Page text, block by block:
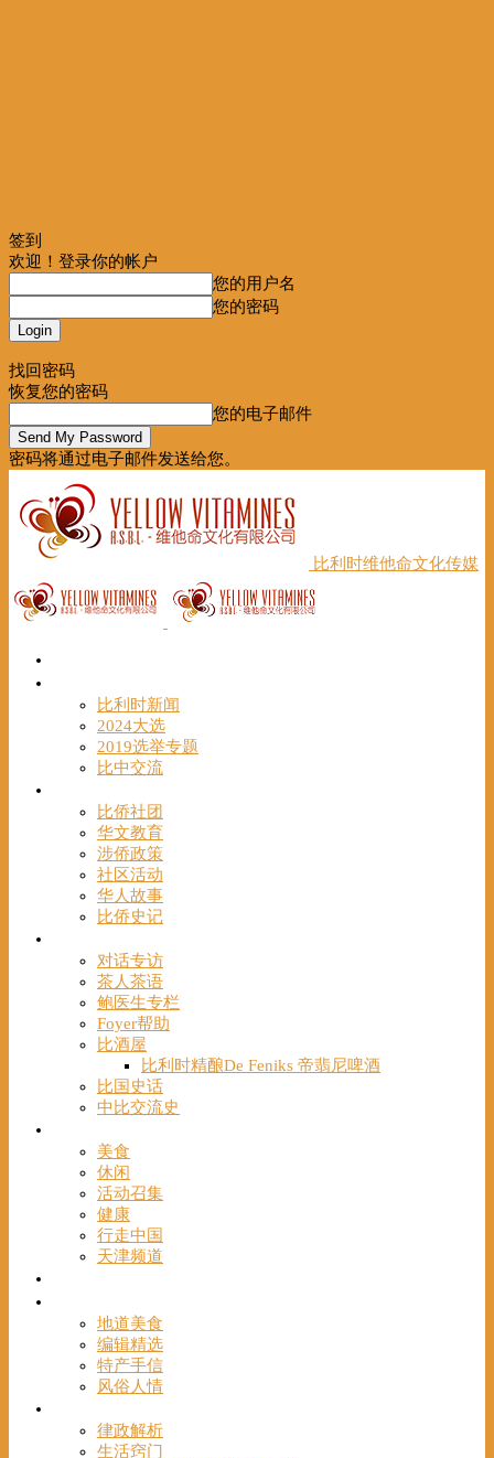
签到
欢迎！登录你的帐户
您的用户名
您的密码
找回密码
恢复您的密码
您的电子邮件
密码将通过电子邮件发送给您。
比利时维他命文化传媒
比利时新闻
2024大选
2019选举专题
比中交流
比侨社团
华文教育
涉侨政策
社区活动
华人故事
比侨史记
对话专访
茶人茶语
鲍医生专栏
Foyer帮助
比酒屋
比利时精酿De Feniks 帝翡尼啤酒
比国史话
中比交流史
美食
休闲
活动召集
健康
行走中国
天津频道
地道美食
编辑精选
特产手信
风俗人情
律政解析
生活窍门